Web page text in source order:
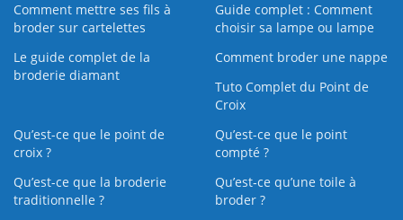
Comment mettre ses fils à
broder sur cartelettes
Guide complet : Comment
choisir sa lampe ou lampe
Le guide complet de la
broderie diamant
Comment broder une nappe
Tuto Complet du Point de
Croix
Qu’est-ce que le point de
croix ?
Qu’est-ce que le point
compté ?
Qu’est-ce que la broderie
traditionnelle ?
Qu’est‑ce qu’une toile à
broder ?